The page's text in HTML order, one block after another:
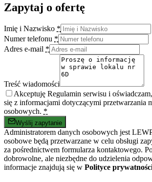
Zapytaj o ofertę
Imię i Nazwisko *
Numer telefonu *
Adres e-mail *
Treść wiadomości
Akceptuję Regulamin serwisu i
się z informacjami dotyczącymi przetwarzania
osobowych. *
Wyślij zapytanie
Administratorem danych osobowych jest
osobowe będą przetwarzane w celu obsługi
za pośrednictwem formularza kontaktowego.
dobrowolne, ale niezbędne do udzielenia
informacje znajdują się w Polityce